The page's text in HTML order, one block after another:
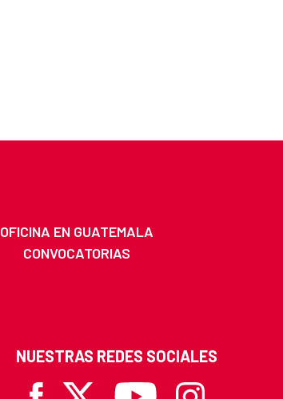
OFICINA EN GUATEMALA
CONVOCATORIAS
NUESTRAS REDES SOCIALES
Facebook
X Youtube Instagram